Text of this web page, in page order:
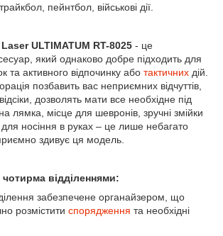
пейнтбол, військові дії.
ULTIMATUM RT-8025 - це
який однаково добре підходить для
та активного відпочинку або тактичних дій.
позбавить вас неприємних відчуттів,
відсіки, дозволять мати все необхідне під
лямка, місце для шевронів, зручні змійки
для носіння в руках – це лише небагато
здивує ця модель.
відділеннями:
забезпечене органайзером, що
розмістити спорядження та необхідні